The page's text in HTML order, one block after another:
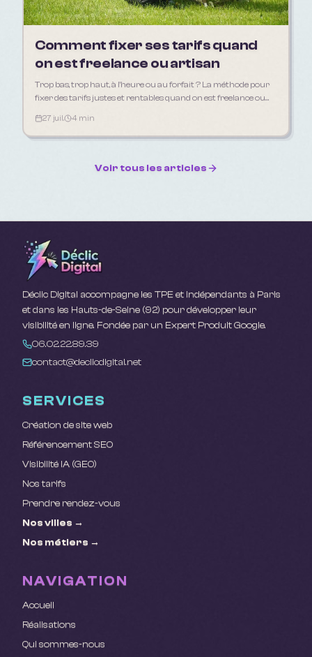
Comment fixer ses tarifs quand
on est freelance ou artisan
Trop bas, trop haut, à l'heure ou au forfait ? La méthode pour
fixer des tarifs justes et rentables quand on est freelance ou
27 juil. 4 min
Voir tous les articles
Déclic Digital accompagne les TPE et indépendants à Paris
et dans les Hauts-de-Seine (92) pour développer leur
visibilité en ligne. Fondée par un Expert Produit Google.
06.02.22.89.39
contact@declicdigital.net
SERVICES
Création de site web
Référencement SEO
Visibilité IA (GEO)
Nos tarifs
Prendre rendez-vous
Nos villes →
Nos métiers →
NAVIGATION
Accueil
Réalisations
Qui sommes-nous